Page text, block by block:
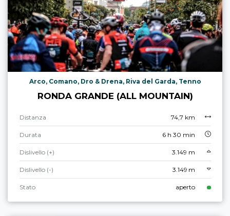
Arco, Comano, Dro & Drena, Riva del Garda, Tenno
RONDA GRANDE (ALL MOUNTAIN)
Distanza 74,7 km
Durata 6 h 30 min
Dislivello (+) 3.149 m
Dislivello (-) 3.149 m
Stato aperto